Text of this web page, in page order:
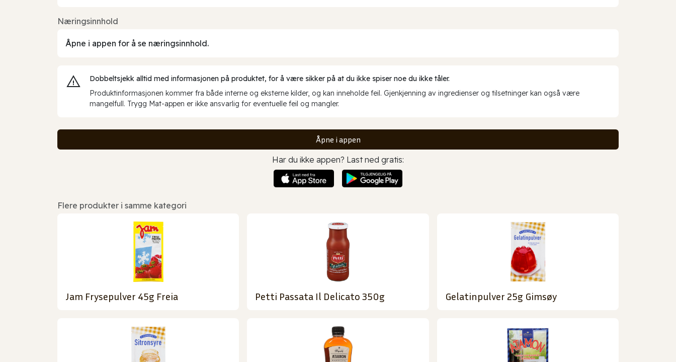
Næringsinnhold
Åpne i appen for å se næringsinnhold.
Dobbeltsjekk alltid med informasjonen på produktet, for å være sikker på at du ikke spiser noe du ikke tåler.
Produktinformasjonen kommer fra både interne og eksterne kilder, og kan inneholde feil. Gjenkjenning av ingredienser og tilsetninger kan også være
mangelfull. Trygg Mat-appen er ikke ansvarlig for eventuelle feil og mangler.
Åpne i appen
Har du ikke appen? Last ned gratis:
Flere produkter i samme kategori
Jam Frysepulver 45g Freia Petti Passata Il Delicato 350g Gelatinpulver 25g Gimsøy